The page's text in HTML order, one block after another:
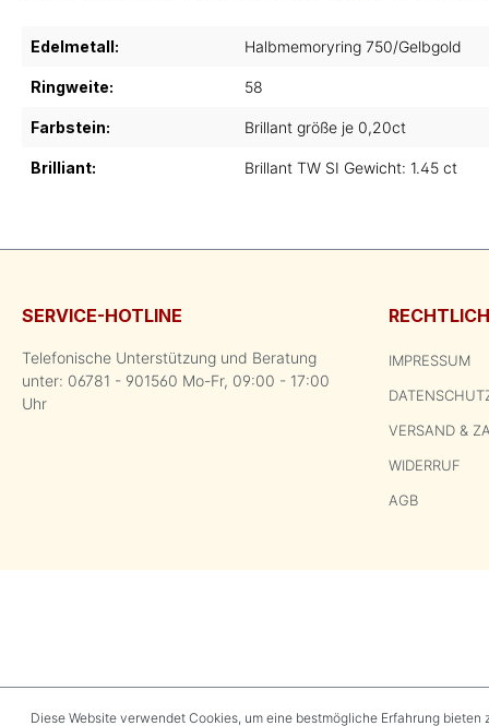
Edelmetall: Halbmemoryring 750/Gelbgold
Ringweite: 58
Farbstein: Brillant größe je 0,20ct
Brilliant: Brillant TW SI Gewicht: 1.45 ct
SERVICE-HOTLINE
Telefonische Unterstützung und Beratung
unter: 06781 - 901560 Mo-Fr, 09:00 - 17:00
Uhr
IMPRESSUM
VERSAND &
WIDERRUF
AGB
Diese Website verwendet Cookies, um eine bestmögliche Erfahrung bieten